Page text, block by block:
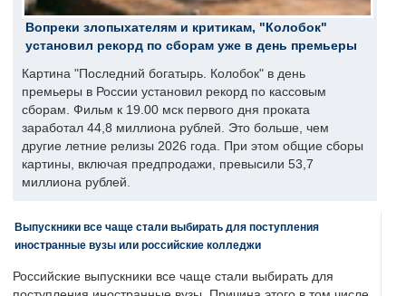
Вопреки злопыхателям и критикам, "Колобок"
установил рекорд по сборам уже в день премьеры
Картина "Последний богатырь. Колобок" в день
премьеры в России установил рекорд по кассовым
сборам. Фильм к 19.00 мск первого дня проката
заработал 44,8 миллиона рублей. Это больше, чем
другие летние релизы 2026 года. При этом общие сборы
картины, включая предпродажи, превысили 53,7
миллиона рублей.
Выпускники все чаще стали выбирать для поступления
иностранные вузы или российские колледжи
Российские выпускники все чаще стали выбирать для